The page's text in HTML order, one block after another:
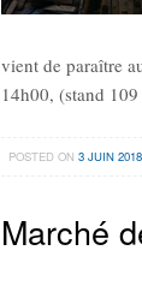
vient de paraître
14h00, (stand
POSTED ON 3 JUIN 2018
Marché